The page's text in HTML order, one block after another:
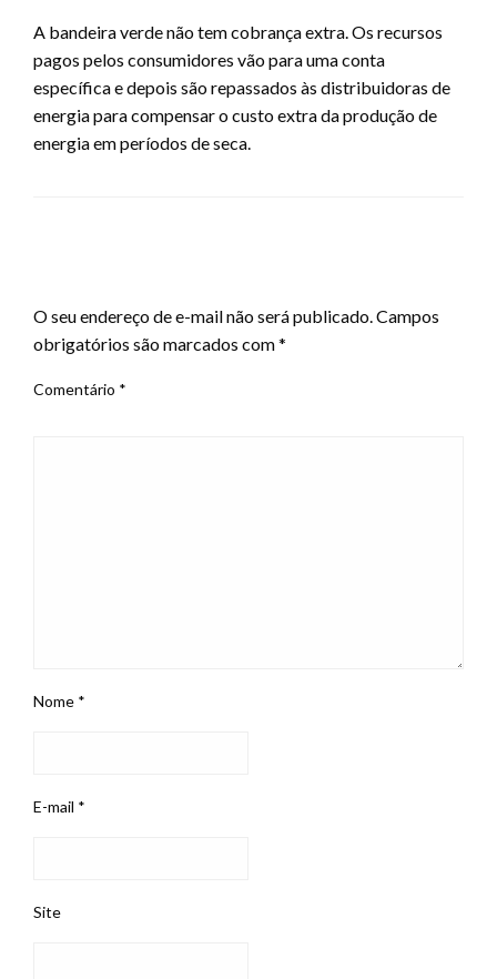
A bandeira verde não tem cobrança extra. Os recursos
pagos pelos consumidores vão para uma conta
específica e depois são repassados às distribuidoras de
energia para compensar o custo extra da produção de
energia em períodos de seca.
O seu endereço de e-mail não será publicado.Campos
obrigatórios são marcados com*
Comentário *
Nome *
E-mail *
Site